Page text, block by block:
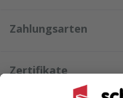
Zahlungsarten
Zertifikate